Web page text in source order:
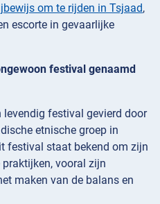
om te rijden in Tsjaad,
escorte in gevaarlijke
festival genaamd
levendig festival gevierd door
etnische groep in
festival staat bekend om zijn
vooral zijn
maken van de balans en